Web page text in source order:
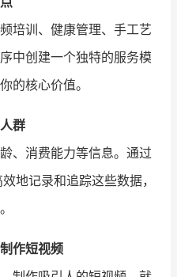
培训、健康管理、手工艺
中创建一个独特的服务模
的核心价值。
群
、消费能力等信息。通过
地记录和追踪这些数据，
作短视频